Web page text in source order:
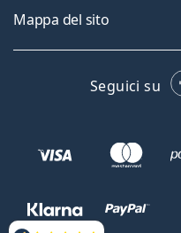
Mappa del sito
Seguici su